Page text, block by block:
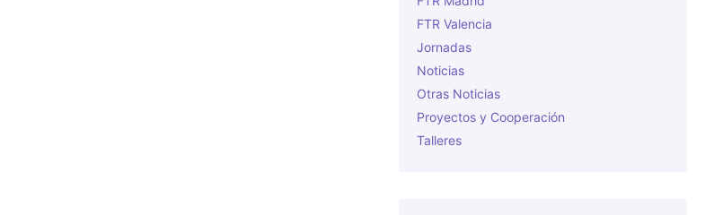
FTR Valencia
Jornadas
Noticias
Otras Noticias
Proyectos y Cooperación
Talleres